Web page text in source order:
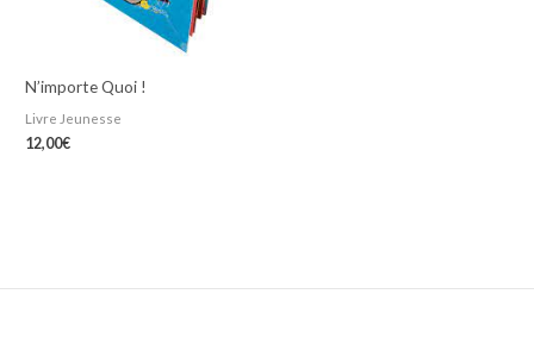
N’importe Quoi !
Livre Jeunesse
12,00€